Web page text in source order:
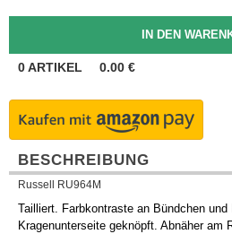
0ARTIKEL 0.00 €
BESCHREIBUNG
Russell RU964M
Tailliert. Farbkontraste an Bündchen
Kragenunterseite geknöpft. Abnäher am